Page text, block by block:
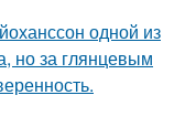
одной из
но за глянцевым